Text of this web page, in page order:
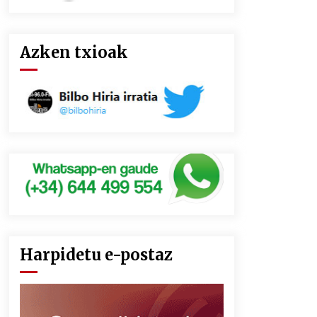
Azken txioak
Harpidetu e-postaz